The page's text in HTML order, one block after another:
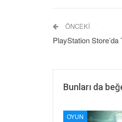
ÖNCEKI
PlayStation
Bunları da
OYUN